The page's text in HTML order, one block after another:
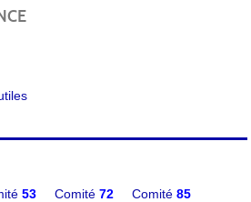
53 Comité 72 Comité 85